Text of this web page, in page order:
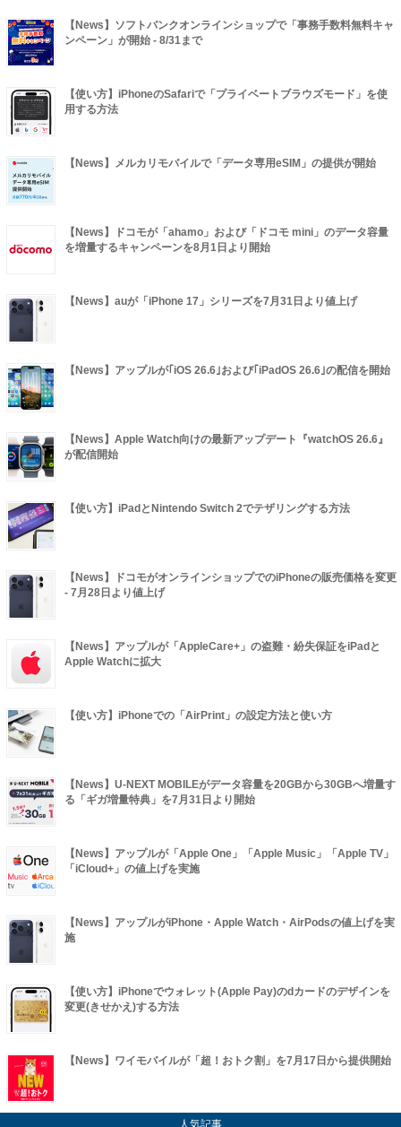
【News】ソフトバンクオンラインショップで「事務手数料無料キャ
ンペーン」が開始 - 8/31まで
【使い方】iPhoneのSafariで「プライベートブラウズモード」を使
用する方法
【News】メルカリモバイルで「データ専用eSIM」の提供が開始
【News】ドコモが「ahamo」および「ドコモ mini」のデータ容量
を増量するキャンペーンを8月1日より開始
【News】auが「iPhone 17」シリーズを7月31日より値上げ
【News】アップルが｢iOS 26.6｣および｢iPadOS 26.6｣の配信を開始
【News】Apple Watch向けの最新アップデート『watchOS 26.6』
が配信開始
【使い方】iPadとNintendo Switch 2でテザリングする方法
【News】ドコモがオンラインショップでのiPhoneの販売価格を変更
- 7月28日より値上げ
【News】アップルが「AppleCare+」の盗難・紛失保証をiPadと
Apple Watchに拡大
【使い方】iPhoneでの「AirPrint」の設定方法と使い方
【News】U-NEXT MOBILEがデータ容量を20GBから30GBへ増量す
る「ギガ増量特典」を7月31日より開始
【News】アップルが「Apple One」「Apple Music」「Apple TV」
「iCloud+」の値上げを実施
【News】アップルがiPhone・Apple Watch・AirPodsの値上げを実
施
【使い方】iPhoneでウォレット(Apple Pay)のdカードのデザインを
変更(きせかえ)する方法
【News】ワイモバイルが「超！おトク割」を7月17日から提供開始
人気記事